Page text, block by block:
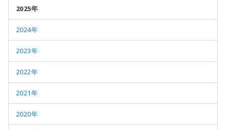
2025年
2024年
2023年
2022年
2021年
2020年